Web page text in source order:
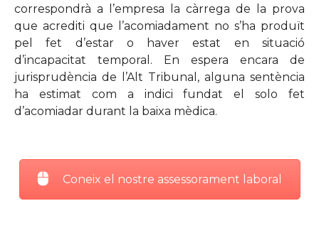
correspondrà a l’empresa la càrrega de la prova
que acrediti que l’acomiadament no s’ha produït
pel fet d’estar o haver estat en situació
d’incapacitat temporal. En espera encara de
jurisprudència de l’Alt Tribunal, alguna sentència
ha estimat com a indici fundat el solo fet
d’acomiadar durant la baixa mèdica.
Coneix el nostre assessorament laboral